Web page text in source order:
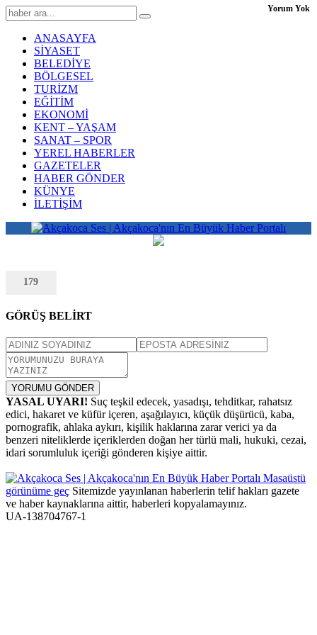
ANASAYFA
SİYASET
BELEDİYE
BÖLGESEL
TURİZM
EĞİTİM
EKONOMİ
KENT – YAŞAM
SANAT – SPOR
YEREL HABERLER
GAZETELER
HABER GÖNDER
KÜNYE
İLETİŞİM
179
GÖRÜŞ BELİRT
Yorum Yok
YORUMU GÖNDER
YASAL UYARI! Suç teşkil edecek, yasadışı, tehditkar, rahatsız
edici, hakaret ve küfür içeren, aşağılayıcı, küçük düşürücü, kaba,
pornografik, ahlaka aykırı, kişilik haklarına zarar verici ya da
benzeri niteliklerde içeriklerden doğan her türlü mali, hukuki, cezai,
idari sorumluluk içeriği gönderen kişiye aittir.
Masaüstü
görünüme geç Sitemizde yayınlanan haberlerin telif hakları gazete
ve haber kaynaklarına aittir, haberleri kopyalamayınız.
UA-138704767-1